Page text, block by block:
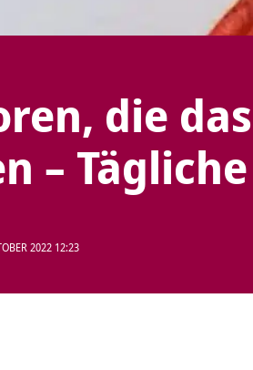
die
–
2022 12:23